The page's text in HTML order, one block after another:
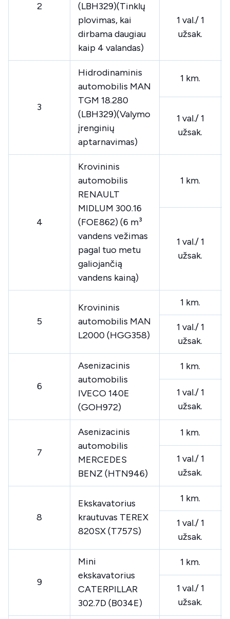
2
(LBH329)(Tinklų
plovimas, kai
dirbama daugiau
kaip 4 valandas)
1 val./ 1
užsak.
3
Hidrodinaminis
automobilis MAN
TGM 18.280
(LBH329)(Valymo
įrenginių
aptarnavimas)
1 km.
1 val./ 1
užsak.
4
Krovininis
automobilis
RENAULT
MIDLUM 300.16
(FOE862) (6 m³
vandens vežimas
pagal tuo metu
galiojančią
vandens kainą)
1 km.
1 val./ 1
užsak.
5
Krovininis
automobilis MAN
L2000 (HGG358)
1 km.
1 val./ 1
užsak.
6
Asenizacinis
automobilis
IVECO 140E
(GOH972)
1 km.
1 val./ 1
užsak.
7
Asenizacinis
automobilis
MERCEDES
BENZ (HTN946)
1 km.
1 val./ 1
užsak.
8
Ekskavatorius
krautuvas TEREX
820SX (T757S)
1 km.
1 val./ 1
užsak.
9
Mini
ekskavatorius
CATERPILLAR
302.7D (B034E)
1 km.
1 val./ 1
užsak.